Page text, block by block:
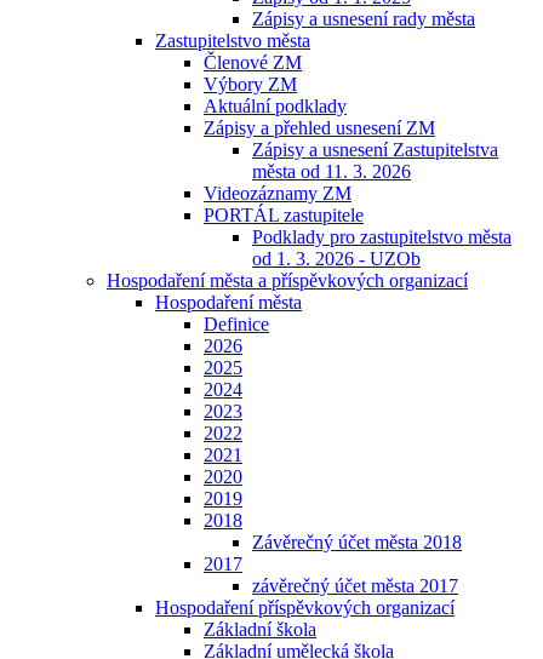
Zápisy a usnesení rady města
Zastupitelstvo města
Členové ZM
Výbory ZM
Aktuální podklady
Zápisy a přehled usnesení ZM
Zápisy a usnesení Zastupitelstva
města od 11. 3. 2026
Videozáznamy ZM
PORTÁL zastupitele
Podklady pro zastupitelstvo města
od 1. 3. 2026 - UZOb
Hospodaření města a příspěvkových organizací
Hospodaření města
Definice
2026
2025
2024
2023
2022
2021
2020
2019
2018
Závěrečný účet města 2018
2017
závěrečný účet města 2017
Hospodaření příspěvkových organizací
Základní škola
Základní umělecká škola